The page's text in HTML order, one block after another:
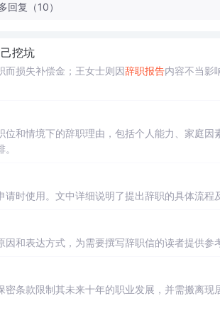
回复（10）
挖坑
而损失补偿金；王女士则因辞职报告内容不当影
位和情境下的辞职理由，包括个人能力、家庭因
时使用。文中详细说明了提出辞职的具体流程
和表达方式，为需要撰写辞职信的读者提供参考
条款限制其未来十年的职业发展，并需搬离现